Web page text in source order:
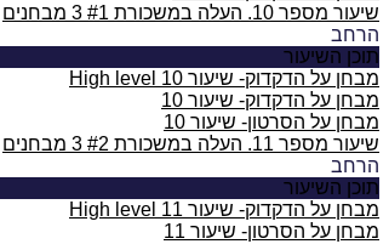
שיעור מספר 10. העלה במשכורת #1
3 מבחנים
הרחב
תוכן השיעור
מבחן על הדקדוק- שיעור 10 High level
מבחן על הדקדוק- שיעור 10
מבחן על הסרטון- שיעור 10
שיעור מספר 11. העלה במשכורת #2
3 מבחנים
הרחב
תוכן השיעור
מבחן על הדקדוק- שיעור 11 High level
מבחן על הסרטון- שיעור 11